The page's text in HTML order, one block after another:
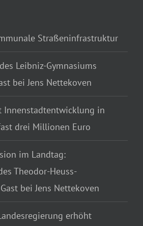
Straßeninfrastruktur
Leibniz-Gymnasiums
bei Jens Nettekoven
Innenstadtentwicklung in
drei Millionen Euro
im Landtag:
Theodor-Heuss-
bei Jens Nettekoven
erhöht